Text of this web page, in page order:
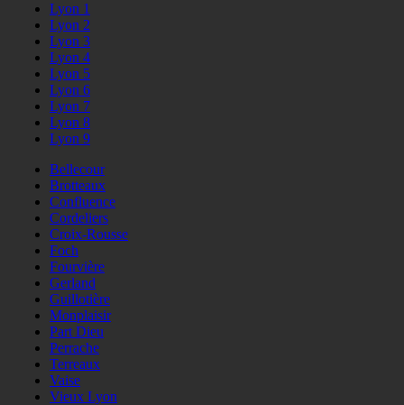
Lyon 1
Lyon 2
Lyon 3
Lyon 4
Lyon 5
Lyon 6
Lyon 7
Lyon 8
Lyon 9
Bellecour
Brotteaux
Confluence
Cordeliers
Croix-Rousse
Foch
Fourvière
Gerland
Guillotière
Monplaisir
Part Dieu
Perrache
Terreaux
Vaise
Vieux Lyon